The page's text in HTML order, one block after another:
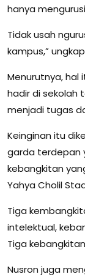
hanya
Tidak usah
kampus,”
Menurutnya, hal
hadir di sekolah
menjadi tugas
Keinginan itu
garda terdepan
kebangkitan
Yahya Cholil
Tiga
intelektual,
Tiga
Nusron juga